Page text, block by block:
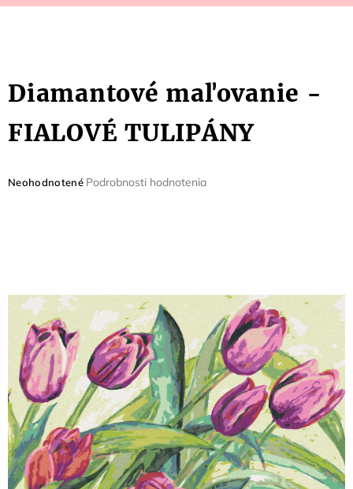
Diamantové maľovanie -
FIALOVÉ TULIPÁNY
Priemerné
Neohodnotené Podrobnosti hodnotenia